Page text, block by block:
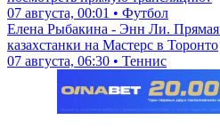
07 августа, 00:01 • Футбол
Елена Рыбакина - Энн Ли. Прямая
казахстанки на Мастерс в Торонто
07 августа, 06:30 • Теннис